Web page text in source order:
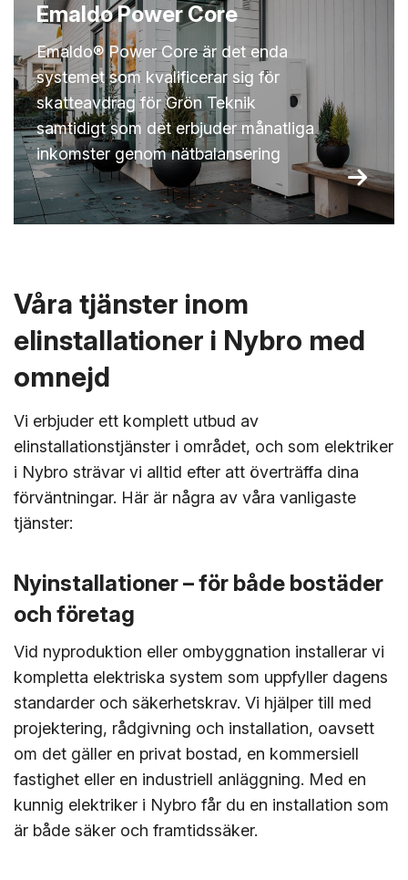
Emaldo Power Core
Emaldo® Power Core är det enda
systemet som kvalificerar sig för
skatteavdrag för Grön Teknik
samtidigt som det erbjuder månatliga
inkomster genom nätbalansering
Våra tjänster inom
elinstallationer i Nybro med
omnejd
Vi erbjuder ett komplett utbud av
elinstallationstjänster i området, och som elektriker
i Nybro strävar vi alltid efter att överträffa dina
förväntningar. Här är några av våra vanligaste
tjänster:
Nyinstallationer – för både bostäder
och företag
Vid nyproduktion eller ombyggnation installerar vi
kompletta elektriska system som uppfyller dagens
standarder och säkerhetskrav. Vi hjälper till med
projektering, rådgivning och installation, oavsett
om det gäller en privat bostad, en kommersiell
fastighet eller en industriell anläggning. Med en
kunnig elektriker i Nybro får du en installation som
är både säker och framtidssäker.